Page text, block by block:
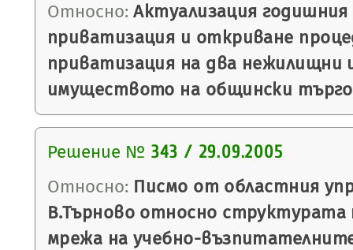
Относно: Актуализация годишния
приватизация и откриване
приватизация на два нежилищни
имуществото на общински
Решение № 343 / 29.09.2005
Относно: Писмо от областния
В.Търново относно структурата
мрежа на учебно-